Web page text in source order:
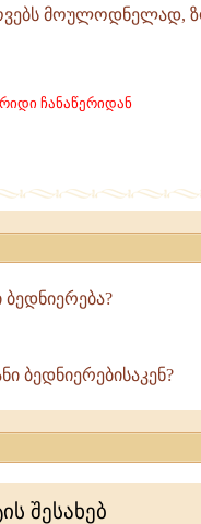
მოულოდნელად,
ჩანაწერიდან
ბედნიერებისაკენ?
შესახებ